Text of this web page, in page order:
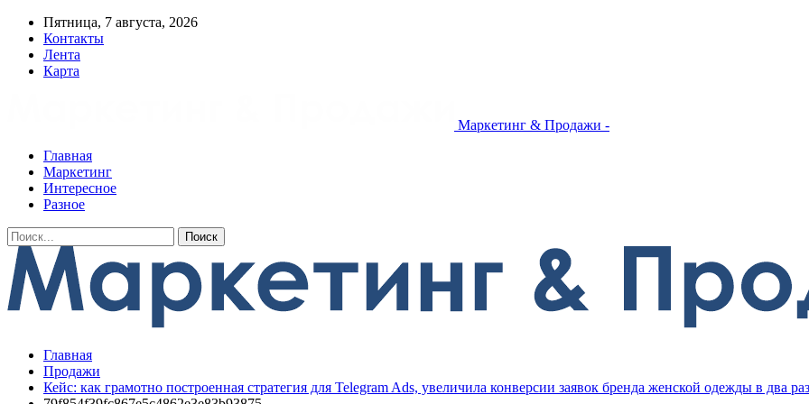
Пятница, 7 августа, 2026
Контакты
Лента
Карта
Маркетинг & Продажи -
Главная
Маркетинг
Интересное
Разное
Главная
Продажи
Кейс: как грамотно построенная стратегия для Telegram Ads, увеличила конверсии заявок бренда женской одежды в два